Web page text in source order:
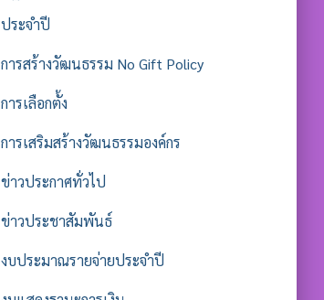
ประจำปี
การสร้างวัฒนธรรม No Gift Policy
การเลือกตั้ง
การเสริมสร้างวัฒนธรรมองค์กร
ข่าวประกาศทั่วไป
ข่าวประชาสัมพันธ์
งบประมาณรายจ่ายประจำปี